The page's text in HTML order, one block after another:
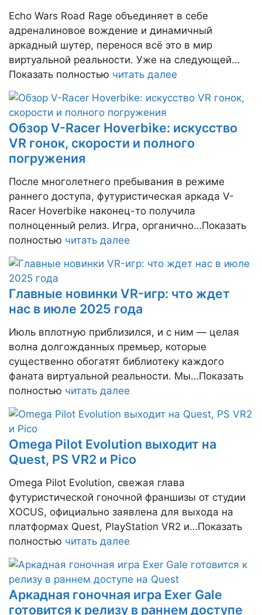
Echo Wars Road Rage объединяет в себе
адреналиновое вождение и динамичный
аркадный шутер, перенося всё это в мир
виртуальной реальности. Уже на следующей…
Показать полностью читать далее
Обзор V-Racer Hoverbike: искусство
VR гонок, скорости и полного
погружения
После многолетнего пребывания в режиме
раннего доступа, футуристическая аркада V-
Racer Hoverbike наконец-то получила
полноценный релиз. Игра, органично…Показать
полностью читать далее
Главные новинки VR-игр: что ждет
нас в июле 2025 года
Июль вплотную приблизился, и с ним — целая
волна долгожданных премьер, которые
существенно обогатят библиотеку каждого
фаната виртуальной реальности. Мы…Показать
полностью читать далее
Omega Pilot Evolution выходит на
Quest, PS VR2 и Pico
Omega Pilot Evolution, свежая глава
футуристической гоночной франшизы от студии
XOCUS, официально заявлена для выхода на
платформах Quest, PlayStation VR2 и…Показать
полностью читать далее
Аркадная гоночная игра Exer Gale
готовится к релизу в раннем доступе